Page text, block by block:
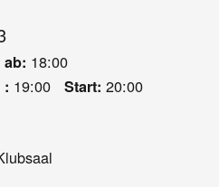
18:00
: 19:00 Start: 20:00